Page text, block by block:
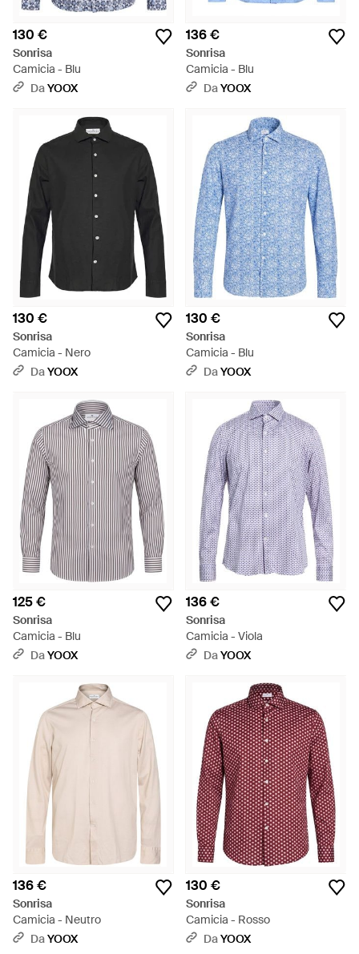
130 €
Sonrisa
Camicia - Blu
DaYOOX
136 €
Sonrisa
Camicia - Blu
DaYOOX
130 €
Sonrisa
Camicia - Nero
DaYOOX
130 €
Sonrisa
Camicia - Blu
DaYOOX
125 €
Sonrisa
Camicia - Blu
DaYOOX
136 €
Sonrisa
Camicia - Viola
DaYOOX
136 €
Sonrisa
Camicia - Neutro
DaYOOX
130 €
Sonrisa
Camicia - Rosso
DaYOOX